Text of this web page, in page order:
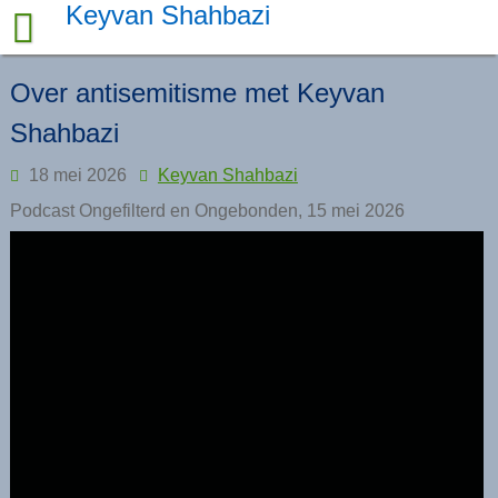
content
Keyvan Shahbazi
Over antisemitisme met Keyvan
Shahbazi
18 mei 2026
Keyvan Shahbazi
Podcast Ongefilterd en Ongebonden, 15 mei 2026